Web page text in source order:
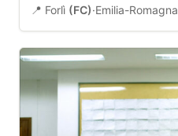
📍 Forlì (FC)·Emilia-Romagna